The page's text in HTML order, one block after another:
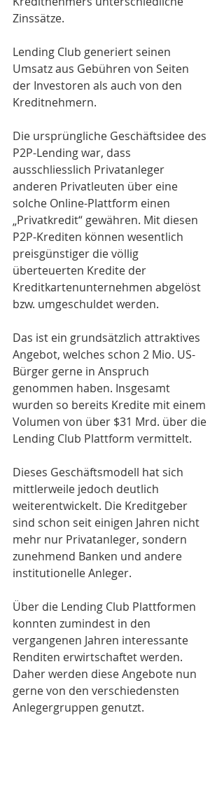
Zinssätze.
Lending Club generiert seinen
Umsatz aus Gebühren von Seiten
der Investoren als auch von den
Kreditnehmern.
Die ursprüngliche Geschäftsidee des
P2P-Lending war, dass
ausschliesslich Privatanleger
anderen Privatleuten über eine
solche Online-Plattform einen
„Privatkredit“ gewähren. Mit diesen
P2P-Krediten können wesentlich
preisgünstiger die völlig
überteuerten Kredite der
Kreditkartenunternehmen abgelöst
bzw. umgeschuldet werden.
Das ist ein grundsätzlich attraktives
Angebot, welches schon 2 Mio. US-
Bürger gerne in Anspruch
genommen haben. Insgesamt
wurden so bereits Kredite mit einem
Volumen von über $31 Mrd. über die
Lending Club Plattform vermittelt.
Dieses Geschäftsmodell hat sich
mittlerweile jedoch deutlich
weiterentwickelt. Die Kreditgeber
sind schon seit einigen Jahren nicht
mehr nur Privatanleger, sondern
zunehmend Banken und andere
institutionelle Anleger.
Über die Lending Club Plattformen
konnten zumindest in den
vergangenen Jahren interessante
Renditen erwirtschaftet werden.
Daher werden diese Angebote nun
gerne von den verschiedensten
Anlegergruppen genutzt.